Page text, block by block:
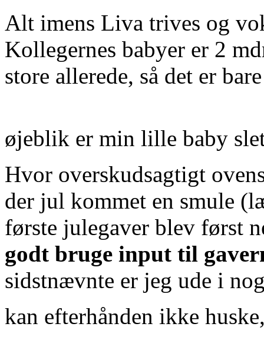
Alt imens Liva trives og
Kollegernes babyer er 2
store allerede, så det er
øjeblik er min lille baby
Hvor overskudsagtigt
der jul kommet en smule
første julegaver blev først
godt bruge input til
sidstnævnte er jeg ude i
kan efterhånden ikke